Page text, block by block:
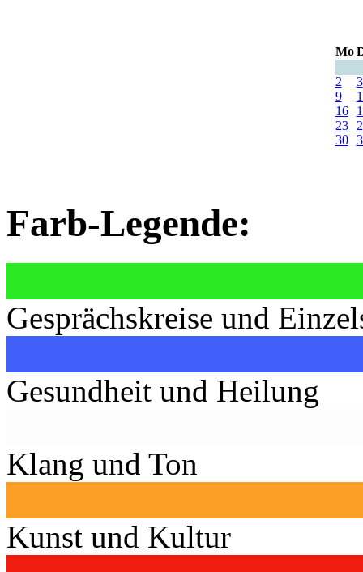
Mo
2
3
9
16
23
30
Farb-Legende:
Gesprächskreise und
Gesundheit und Heilung
Klang und Ton
Kunst und Kultur